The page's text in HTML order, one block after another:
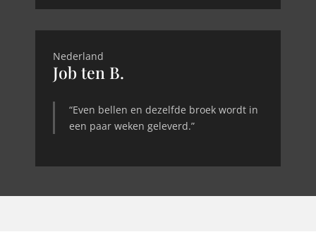
Nederland
Job ten B.
“Even bellen en dezelfde broek wordt in
een paar weken geleverd.”